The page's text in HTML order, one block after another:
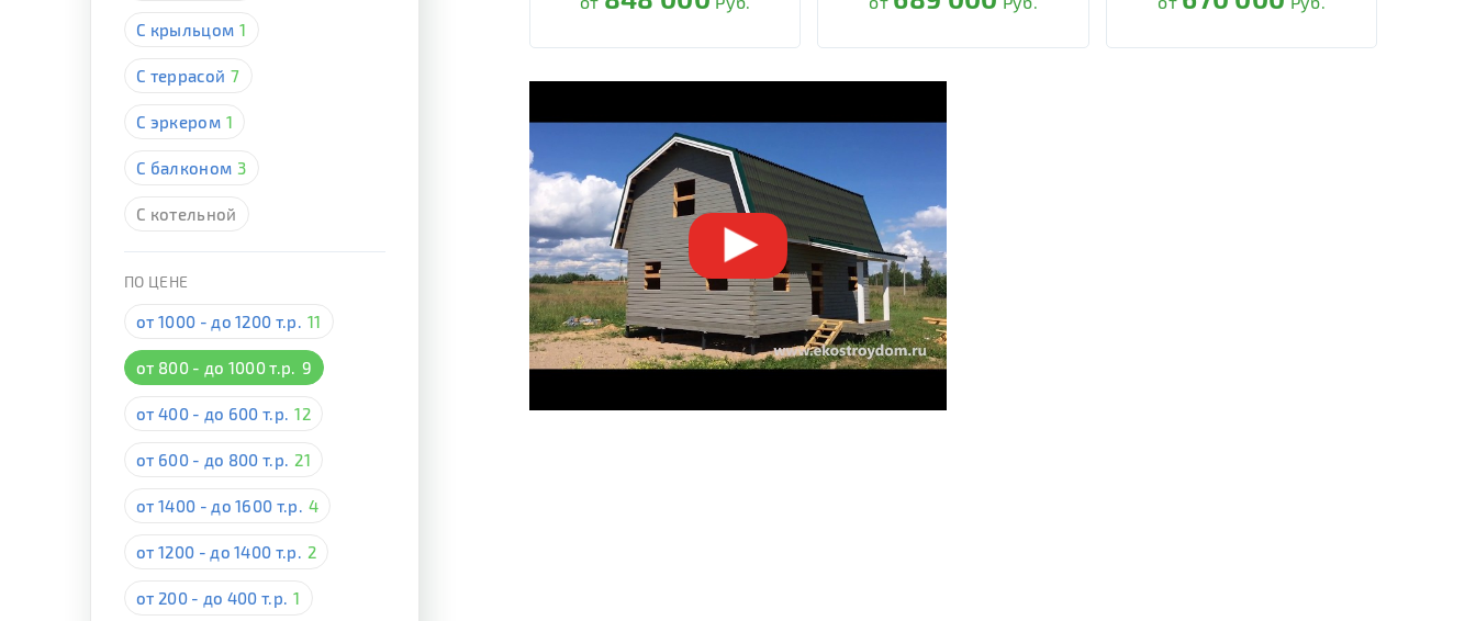
С крыльцом 1
С террасой 7
С эркером 1
С балконом 3
С котельной
ПО ЦЕНЕ
от 1000 - до 1200 т.р. 11
от 800 - до 1000 т.р. 9
от 400 - до 600 т.р. 12
от 600 - до 800 т.р. 21
от 1400 - до 1600 т.р. 4
от 1200 - до 1400 т.р. 2
от 200 - до 400 т.р. 1